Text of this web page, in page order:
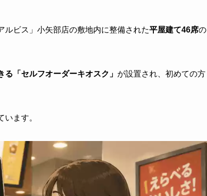
ビス」小矢部店の敷地内に整備された平屋建て46席の
「セルフオーダーキオスク」 が設置され、初めての方
ます。